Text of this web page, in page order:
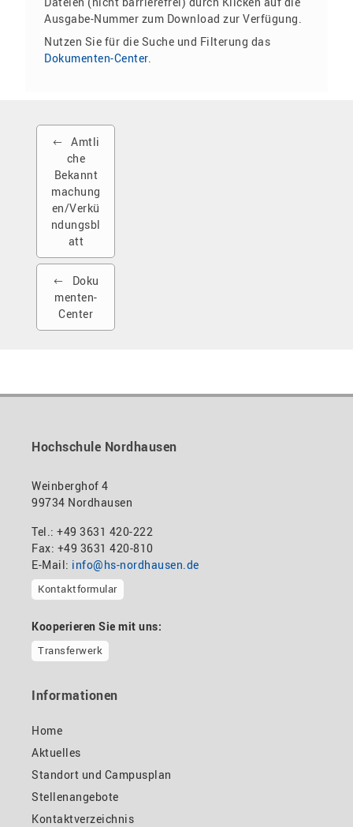
Ausgabe-Nummer zum Download zur Verfügung.
Nutzen Sie für die Suche und Filterung das
Dokumenten-Center.
Amtli
che
Bekannt
machung
en/Verkü
ndungsbl
att
Doku
menten-
Center
Hochschule Nordhausen
Weinberghof 4
99734 Nordhausen
Tel.: +49 3631 420-222
Fax: +49 3631 420-810
E-Mail: info@hs-nordhausen.de
Kontaktformular
Kooperieren Sie mit uns:
Transferwerk
Informationen
Home
Aktuelles
Standort und Campusplan
Stellenangebote
Kontaktverzeichnis